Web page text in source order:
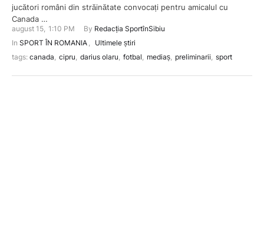
jucători români din străinătate convocați pentru amicalul cu
Canada …
august 15, 1:10 PM By Redacția SportînSibiu
In SPORT ÎN ROMANIA , Ultimele știri
tags: canada, cipru, darius olaru, fotbal, mediaș, preliminarii, sport